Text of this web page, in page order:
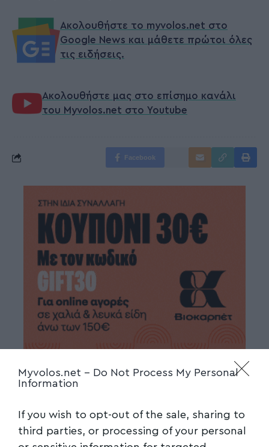
Myvolos.net - Do Not Process My Personal
Information
If you wish to opt-out of the sale, sharing to
third parties, or processing of your personal
Ακολουθήστε το myvolos.net στο
Google News και μάθετε πρώτοι όλες
τις ειδήσεις.
Ακολουθήστε μας στο επίσημο κανάλι
του Myvolos.net στο Youtube
Facebook